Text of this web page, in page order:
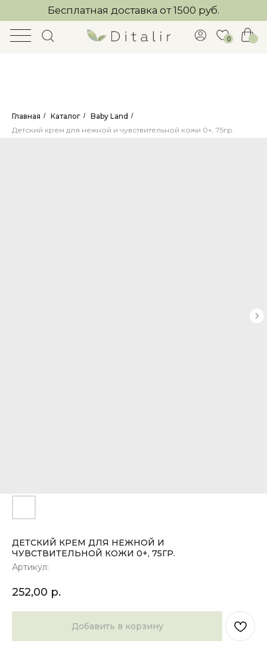
Бесплатная доставка от 1500 руб.
Главная / Каталог / Baby Land /
Детский крем для нежной и чувствительной кожи 0+, 75гр.
ДЕТСКИЙ КРЕМ ДЛЯ НЕЖНОЙ И
ЧУВСТВИТЕЛЬНОЙ КОЖИ 0+, 75ГР.
Артикул:
252,00 р.
Добавить в корзину